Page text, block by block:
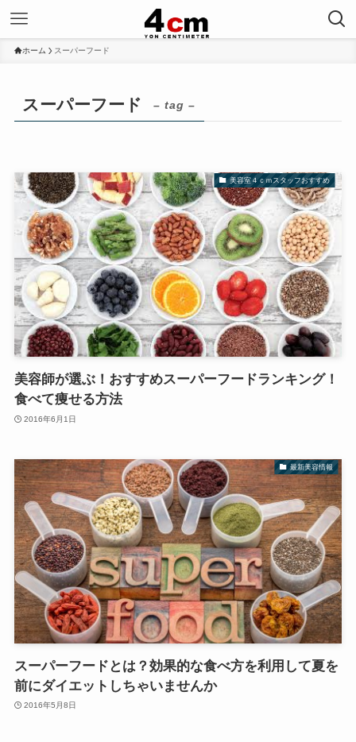
ホーム スーパーフード
スーパーフード – tag –
美容室４ｃｍスタッフおすすめ
美容師が選ぶ！おすすめスーパーフードランキング！
食べて痩せる方法
2016年6月1日
最新美容情報
スーパーフードとは？効果的な食べ方を利用して夏を
前にダイエットしちゃいませんか
2016年5月8日